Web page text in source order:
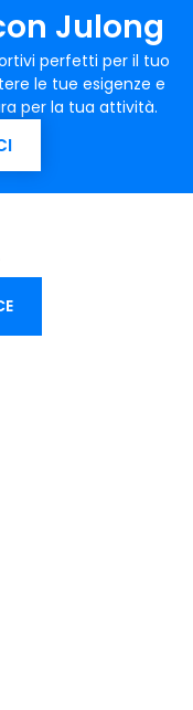
Julong
perfetti per il tuo
le tue esigenze e
per la tua attività.